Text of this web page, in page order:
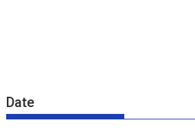
Date